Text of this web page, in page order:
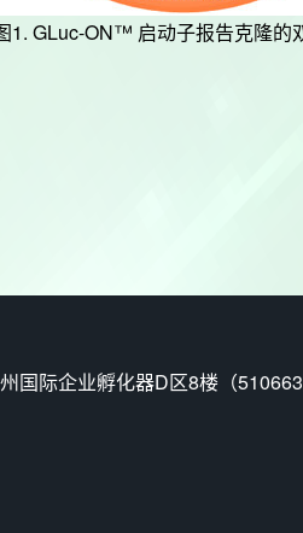
1. GLuc-ON™ 启动子报告克隆的
际企业孵化器D区8楼（510663